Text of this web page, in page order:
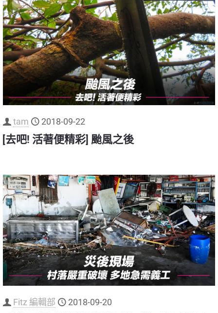
tam 2018-09-22
[去吧! 活著便精彩] 颱風之後
Fitz 編輯部 2018-09-20